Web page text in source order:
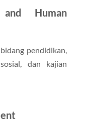
Human
pendidikan,
dan kajian